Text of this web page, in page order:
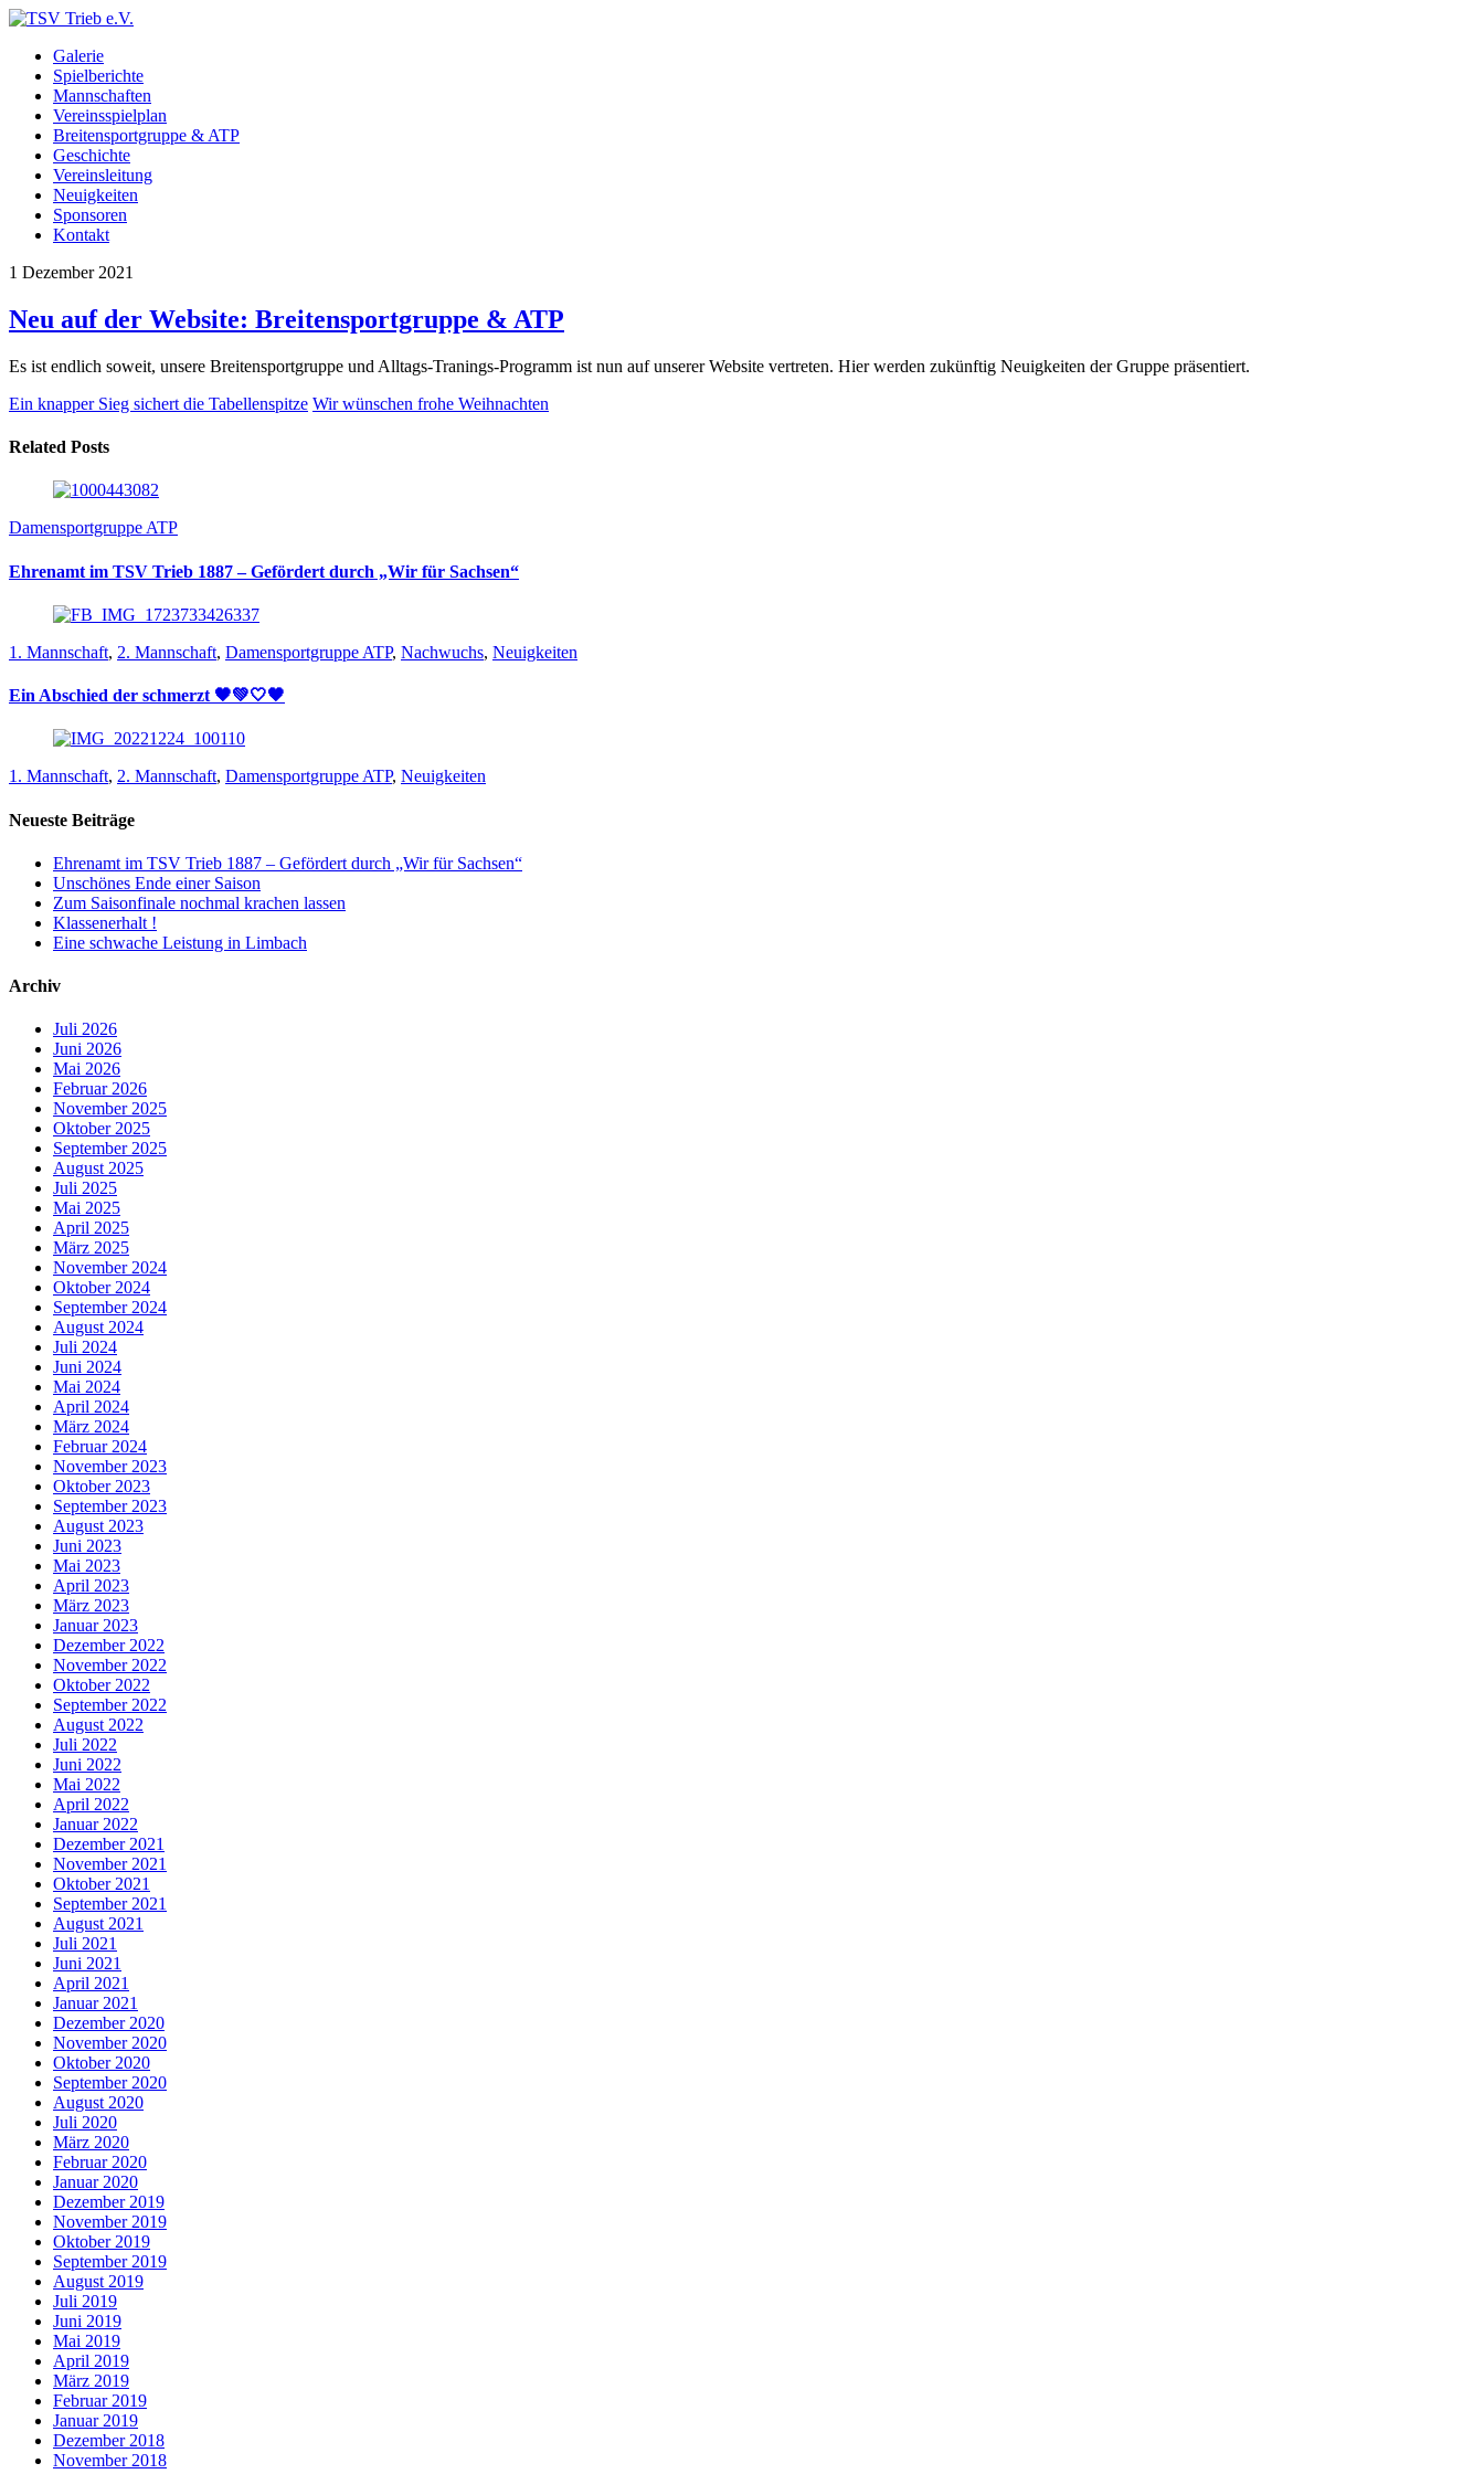
Galerie
Spielberichte
Mannschaften
Vereinsspielplan
Breitensportgruppe & ATP
Geschichte
Vereinsleitung
Neuigkeiten
Sponsoren
Kontakt
1 Dezember 2021
Neu auf der Website: Breitensportgruppe & ATP
Es ist endlich soweit, unsere Breitensportgruppe und Alltags-Tranings-Programm ist nun auf unserer Website vertreten. Hier werden zukünftig Neuigkeiten der Gruppe präsentiert.
Ein knapper Sieg sichert die Tabellenspitze Wir wünschen frohe Weihnachten
Related Posts
Damensportgruppe ATP
Ehrenamt im TSV Trieb 1887 – Gefördert durch „Wir für Sachsen“
1. Mannschaft, 2. Mannschaft, Damensportgruppe ATP, Nachwuchs, Neuigkeiten
Ein Abschied der schmerzt 🖤💚🤍🖤
1. Mannschaft, 2. Mannschaft, Damensportgruppe ATP, Neuigkeiten
Neueste Beiträge
Ehrenamt im TSV Trieb 1887 – Gefördert durch „Wir für Sachsen“
Unschönes Ende einer Saison
Zum Saisonfinale nochmal krachen lassen
Klassenerhalt !
Eine schwache Leistung in Limbach
Archiv
Juli 2026
Juni 2026
Mai 2026
Februar 2026
November 2025
Oktober 2025
September 2025
August 2025
Juli 2025
Mai 2025
April 2025
März 2025
November 2024
Oktober 2024
September 2024
August 2024
Juli 2024
Juni 2024
Mai 2024
April 2024
März 2024
Februar 2024
November 2023
Oktober 2023
September 2023
August 2023
Juni 2023
Mai 2023
April 2023
März 2023
Januar 2023
Dezember 2022
November 2022
Oktober 2022
September 2022
August 2022
Juli 2022
Juni 2022
Mai 2022
April 2022
Januar 2022
Dezember 2021
November 2021
Oktober 2021
September 2021
August 2021
Juli 2021
Juni 2021
April 2021
Januar 2021
Dezember 2020
November 2020
Oktober 2020
September 2020
August 2020
Juli 2020
März 2020
Februar 2020
Januar 2020
Dezember 2019
November 2019
Oktober 2019
September 2019
August 2019
Juli 2019
Juni 2019
Mai 2019
April 2019
März 2019
Februar 2019
Januar 2019
Dezember 2018
November 2018